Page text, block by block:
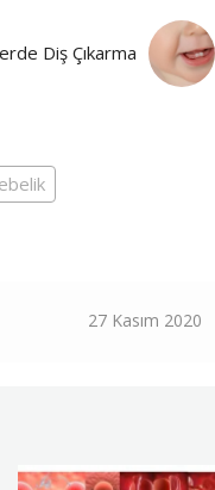
Diş Çıkarma
27 Kasım 2020